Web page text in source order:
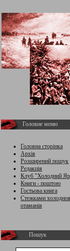
Головне меню
Головна сторінка
Архів
Розширений пошук
Редакція
Клуб "Холодний
Книги - поштою
Гостьова книга
Стежками
отаманів
Пошук